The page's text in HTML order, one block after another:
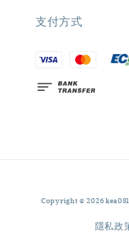
支付方式
Copyright © 2026
隱私政